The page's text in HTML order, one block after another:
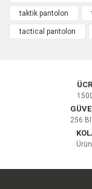
çok iyi
Ali Sözer | 14/10/
taktik pantolon
tactical pantolon
256